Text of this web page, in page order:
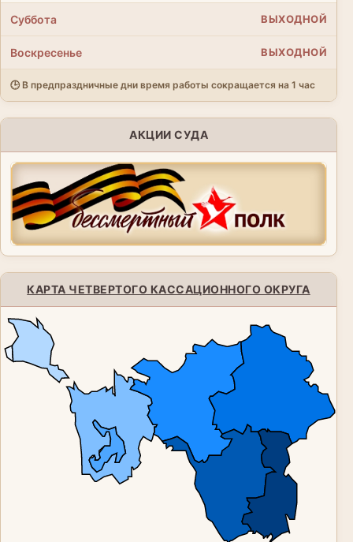
Суббота ВЫХОДНОЙ
Воскресенье ВЫХОДНОЙ
🕒 В предпраздничные дни время работы сокращается на 1 час
АКЦИИ СУДА
КАРТА ЧЕТВЕРТОГО КАССАЦИОННОГО ОКРУГА